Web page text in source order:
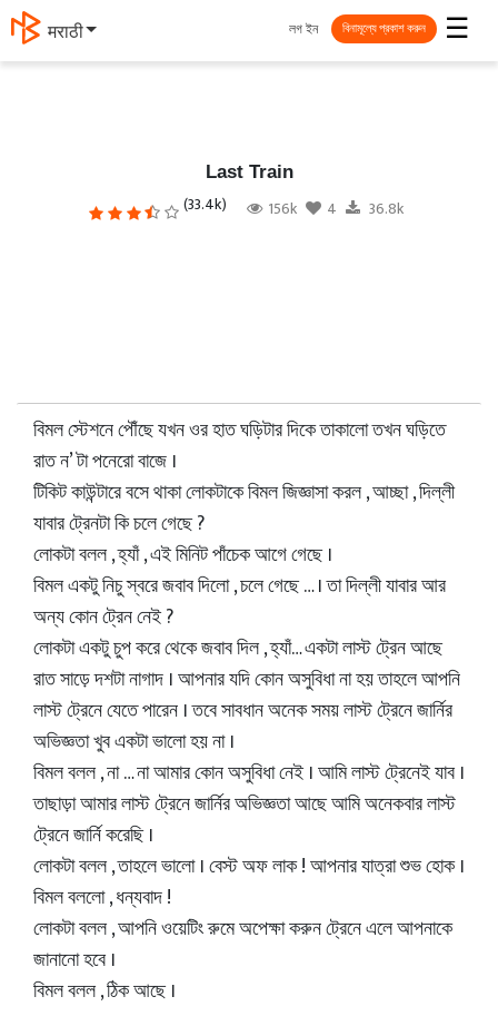
मराठी ☰
লগ ইন বিনামূল্যে প্রকাশ করুন
Last Train
(33.4k) 156k 4 36.8k
বিমল স্টেশনে পৌঁছে যখন ওর হাত ঘড়িটার দিকে তাকালো তখন ঘড়িতে
রাত ন’ টা পনেরো বাজে ।
টিকিট কাউন্টারে বসে থাকা লোকটাকে বিমল জিজ্ঞাসা করল , আচ্ছা , দিল্লী
যাবার ট্রেনটা কি চলে গেছে ?
লোকটা বলল , হ্যাঁ , এই মিনিট পাঁচেক আগে গেছে ।
বিমল একটু নিচু স্বরে জবাব দিলো , চলে গেছে … । তা দিল্লী যাবার আর
অন্য কোন ট্রেন নেই ?
লোকটা একটু চুপ করে থেকে জবাব দিল , হ্যাঁ… একটা লাস্ট ট্রেন আছে
রাত সাড়ে দশটা নাগাদ । আপনার যদি কোন অসুবিধা না হয় তাহলে আপনি
লাস্ট ট্রেনে যেতে পারেন । তবে সাবধান অনেক সময় লাস্ট ট্রেনে জার্নির
অভিজ্ঞতা খুব একটা ভালো হয় না ।
বিমল বলল , না … না আমার কোন অসুবিধা নেই । আমি লাস্ট ট্রেনেই যাব ।
তাছাড়া আমার লাস্ট ট্রেনে জার্নির অভিজ্ঞতা আছে আমি অনেকবার লাস্ট
ট্রেনে জার্নি করেছি ।
লোকটা বলল , তাহলে ভালো । বেস্ট অফ লাক ! আপনার যাত্রা শুভ হোক ।
বিমল বললো , ধন্যবাদ !
লোকটা বলল , আপনি ওয়েটিং রুমে অপেক্ষা করুন ট্রেনে এলে আপনাকে
জানানো হবে ।
বিমল বলল , ঠিক আছে ।